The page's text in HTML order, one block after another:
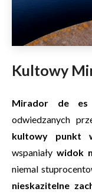
Kultowy
Mirador de es
odwiedzanych
kultowy punkt
wspaniały widok
niemal
nieskazitelne